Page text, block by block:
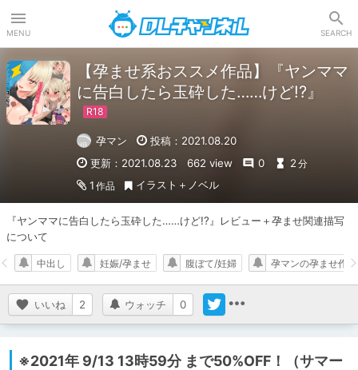
MENU SEARCH
【孕ませ系おススメ作品】『ヤンママ
に告白したら玉砕した……けど!?』
孕マン
投稿：2021.08.20
更新：2021.08.23
662 view 0 2 分
1 作品 イラスト＋ノベル
『ヤンママに告白したら玉砕した……けど!?』レビュー＋孕ませ関連描写
について
いいね 2 ウォッチ 0
中出し 妊娠/孕ませ 腹ぼて/妊婦 孕マンの孕ませ作
※2021年 9/13 13時59分 まで50%OFF！（サマー